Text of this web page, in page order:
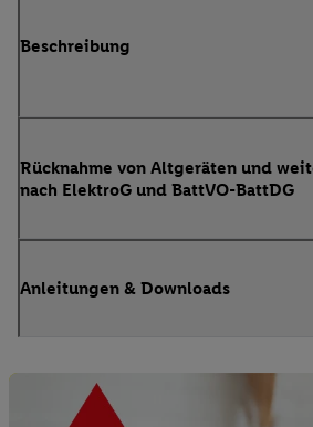
Beschreibung
Rücknahme von Altgeräten und
nach ElektroG und BattVO-BattDG
Anleitungen & Downloads